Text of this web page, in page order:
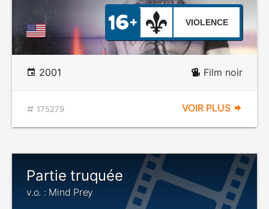
VIOLENCE
2001 Film noir
175279 VOIR PLUS
Partie truquée
v.o. : Mind Prey